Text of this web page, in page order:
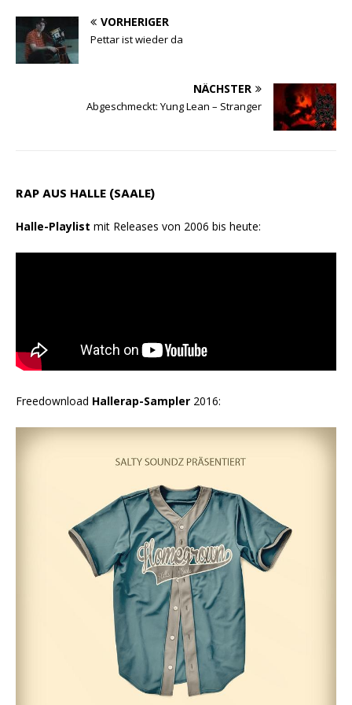
p
m
k
VORHERIGER
Pettar ist wieder da
NÄCHSTER
Abgeschmeckt: Yung Lean – Stranger
RAP AUS HALLE (SAALE)
Halle-Playlist mit Releases von 2006 bis heute:
Freedownload Hallerap-Sampler 2016: